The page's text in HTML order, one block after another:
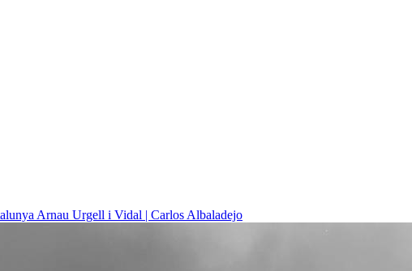
Arnau Urgell i Vidal | Carlos Albaladejo